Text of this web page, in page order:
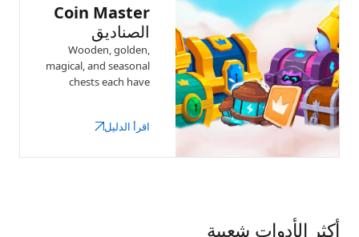
Coin Master
الصناديق
Wooden, golden,
magical, and seasonal
chests each have
contain and when
اقرأ الدليل
أكثر الأدوات شعبية